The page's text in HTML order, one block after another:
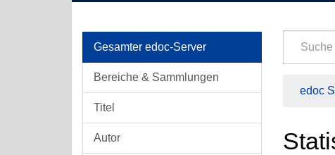
Gesamter edoc-Server
Bereiche & Sammlungen
Titel
Autor
edoc